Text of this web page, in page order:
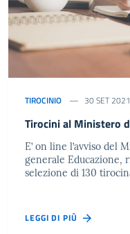
TIROCINIO 30 SET 2021
Tirocini al Ministero
E’ on line l’avviso del
generale Educazione,
selezione di 130
LEGGI DI PIÙ